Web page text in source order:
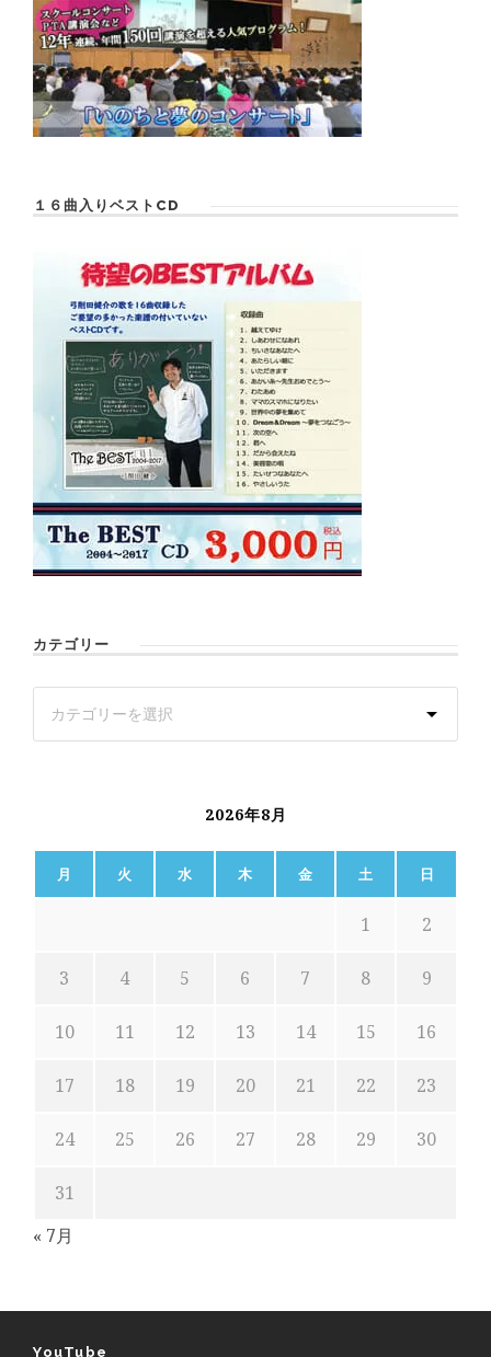
１６曲入りベストCD
カテゴリー
2026年8月
月 火 水 木 金 土 日
1 2
3 4 5 6 7 8 9
10 11 12 13 14 15 16
17 18 19 20 21 22 23
24 25 26 27 28 29 30
31
« 7月
YouTube